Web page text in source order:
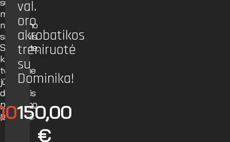
su
mūsų
naudojimo
sąlygomis.
Sužinokite,
kaip
tvarkome
jūsų
duomenis
privatumo
politikoje.
val.
oro
akrobatikos
treniruotė
su
Dominika!
150,00
€